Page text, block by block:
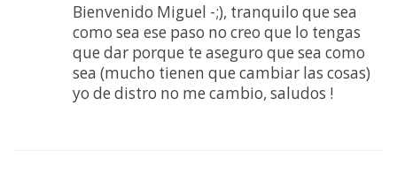
Bienvenido Miguel -;), tranquilo que sea
como sea ese paso no creo que lo tengas
que dar porque te aseguro que sea como
sea (mucho tienen que cambiar las cosas)
yo de distro no me cambio, saludos !